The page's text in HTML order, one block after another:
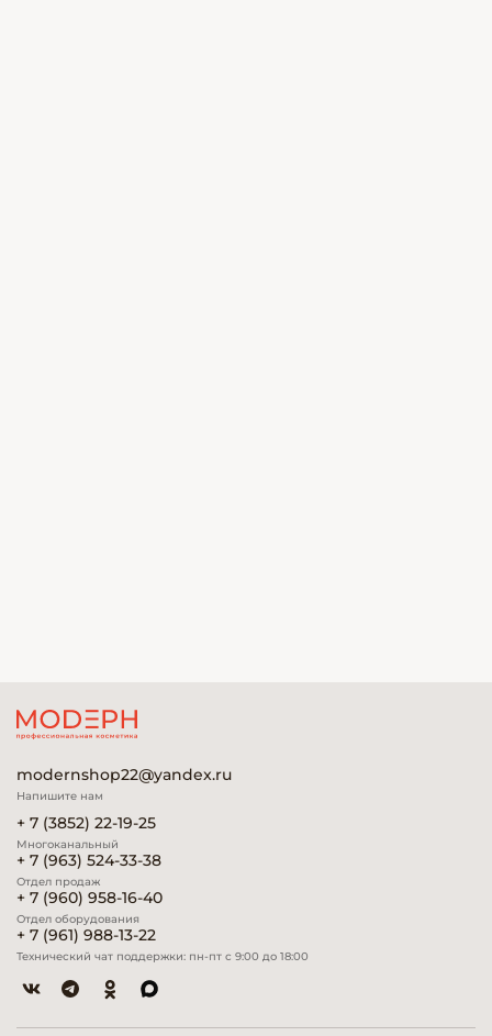
modernshop22@yandex.ru
Напишите нам
+ 7 (3852) 22-19-25
Многоканальный
+ 7 (963) 524-33-38
Отдел продаж
+ 7 (960) 958-16-40
Отдел оборудования
+ 7 (961) 988-13-22
Технический чат поддержки: пн-пт с 9:00 до 18:00